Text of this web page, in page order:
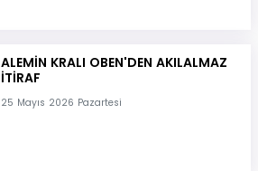
ALEMİN KRALI OBEN'DEN AKILALMAZ
İTİRAF
25 Mayıs 2026 Pazartesi